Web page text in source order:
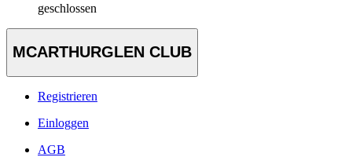
geschlossen
MCARTHURGLEN CLUB
Registrieren
Einloggen
AGB